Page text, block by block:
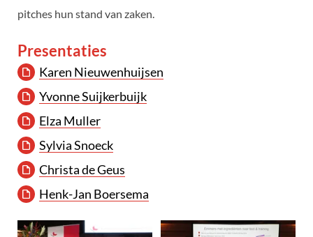
pitches hun stand van zaken.
Presentaties
Karen Nieuwenhuijsen
Yvonne Suijkerbuijk
Elza Muller
Sylvia Snoeck
Christa de Geus
Henk-Jan Boersema